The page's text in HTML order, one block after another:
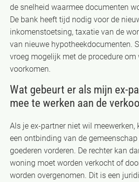
de snelheid waarmee documenten
De bank heeft tijd nodig voor de
inkomenstoetsing, taxatie van de
van nieuwe hypotheekdocumenten.
vroeg mogelijk met de procedure om
voorkomen.
Wat gebeurt er als mijn ex-
mee te werken aan de
Als je ex-partner niet wil meewerken,
een ontbinding van de
goederen vorderen. De rechter kan
woning moet worden verkocht of
worden overgenomen. Dit is een